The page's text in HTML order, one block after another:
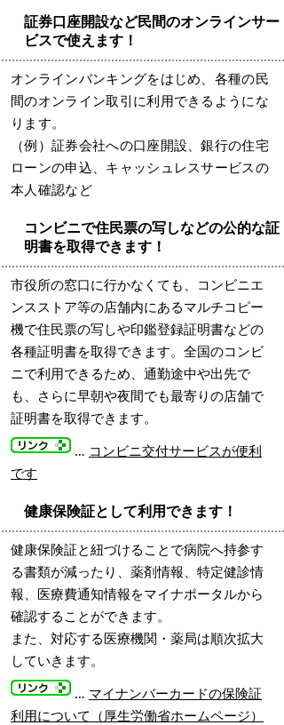
証券口座開設など民間のオンラインサー
ビスで使えます！
オンラインバンキングをはじめ、各種の民
間のオンライン取引に利用できるようにな
ります。
（例）証券会社への口座開設、銀行の住宅
ローンの申込、キャッシュレスサービスの
本人確認など
コンビニで住民票の写しなどの公的な証
明書を取得できます！
市役所の窓口に行かなくても、コンビニエ
ンスストア等の店舗内にあるマルチコピー
機で住民票の写しや印鑑登録証明書などの
各種証明書を取得できます。全国のコンビ
ニで利用できるため、通勤途中や出先で
も、さらに早朝や夜間でも最寄りの店舗で
証明書を取得できます。
… コンビニ交付サービスが便利
です
健康保険証として利用できます！
健康保険証と紐づけることで病院へ持参す
る書類が減ったり、薬剤情報、特定健診情
報、医療費通知情報をマイナポータルから
確認することができます。
また、対応する医療機関・薬局は順次拡大
していきます。
… マイナンバーカードの保険証
利用について（厚生労働省ホームページ）